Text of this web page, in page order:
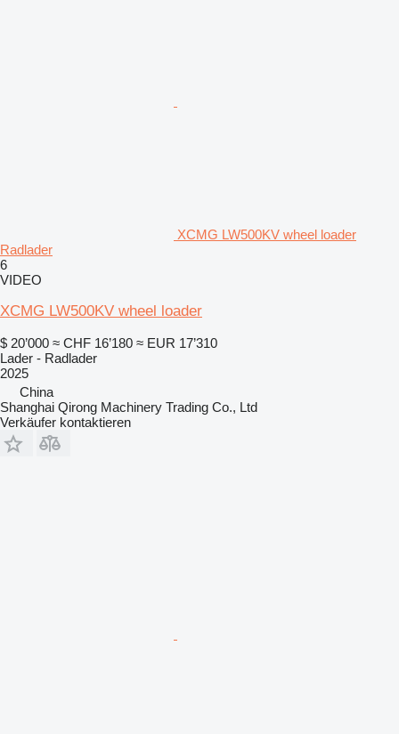
XCMG LW500KV wheel loader
Radlader
6
VIDEO
XCMG LW500KV wheel loader
$ 20’000 ≈ CHF 16’180 ≈ EUR 17’310
Lader - Radlader
2025
China
Shanghai Qirong Machinery Trading Co., Ltd
Verkäufer kontaktieren